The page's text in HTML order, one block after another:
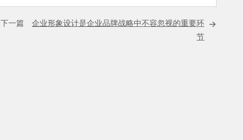
下一篇企业形象设计是企业品牌战略中不容忽视的重要环
节